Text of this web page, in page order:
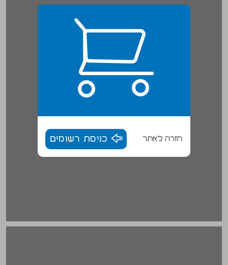
חזרה לאתר כניסת רשומים
סיכום ... 20